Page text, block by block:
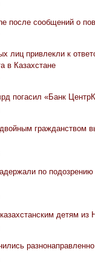
после сообщений о
лиц привлекли к
в Казахстане
погасил «Банк
гражданством
по
детям из